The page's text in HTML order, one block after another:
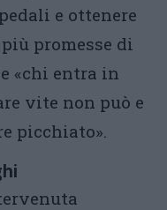
e ottenere
promesse di
«chi entra in
vite non può e
picchiato».